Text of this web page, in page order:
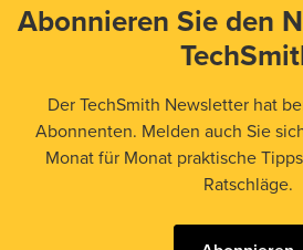
Abonnieren Sie den
Der TechSmith Newsletter hat
Abonnenten. Melden auch Sie
Monat für Monat praktische
Ratschläge.